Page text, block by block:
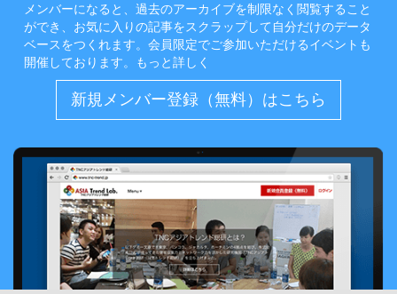
メンバーになると、過去のアーカイブを制限なく閲覧すること
ができ、お気に入りの記事をスクラップして自分だけのデータ
ベースをつくれます。会員限定でご参加いただけるイベントも
開催しております。
もっと詳しく
新規メンバー登録（無料）はこちら